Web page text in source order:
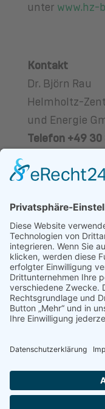
unter www.hz-
Kontakt
Dr. Björn Rau
Helmholtz-
und Energie
Telefon +49 30
Categories
Impressum
Datenschutz